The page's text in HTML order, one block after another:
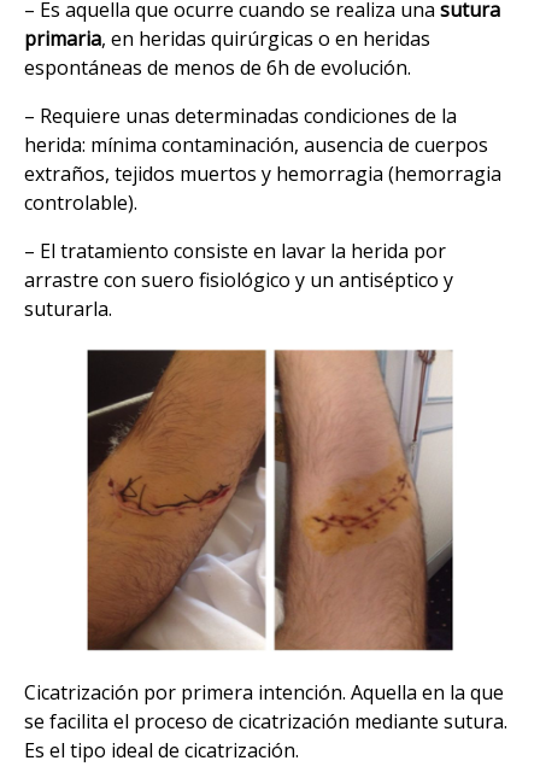
– Es aquella que ocurre cuando se realiza una sutura
primaria, en heridas quirúrgicas o en heridas
espontáneas de menos de 6h de evolución.
– Requiere unas determinadas condiciones de la
herida: mínima contaminación, ausencia de cuerpos
extraños, tejidos muertos y hemorragia (hemorragia
controlable).
– El tratamiento consiste en lavar la herida por
arrastre con suero fisiológico y un antiséptico y
suturarla.
Cicatrización por primera intención. Aquella en la que
se facilita el proceso de cicatrización mediante sutura.
Es el tipo ideal de cicatrización.